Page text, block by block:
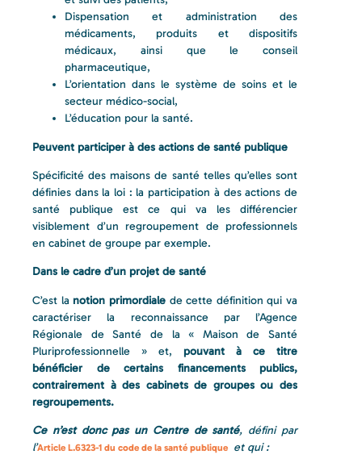
Dispensation et administration des
médicaments, produits et dispositifs
médicaux, ainsi que le conseil
pharmaceutique,
L’orientation dans le système de soins et le
secteur médico-social,
L’éducation pour la santé.
Peuvent participer à des actions de santé publique
Spécificité des maisons de santé telles qu’elles sont
définies dans la loi : la participation à des actions de
santé publique est ce qui va les différencier
visiblement d’un regroupement de professionnels
en cabinet de groupe par exemple.
Dans le cadre d’un projet de santé
C’est lanotion primordiale de cette définition qui va
caractériser la reconnaissance par l’Agence
Régionale de Santé de la « Maison de Santé
Pluriprofessionnelle » et, pouvant à ce titre
bénéficier de certains financements publics,
contrairement à des cabinets de groupes ou des
regroupements.
Ce n’est donc pas un Centre de santé, défini par
l’Article L.6323-1 du code de la santé publique et qui :